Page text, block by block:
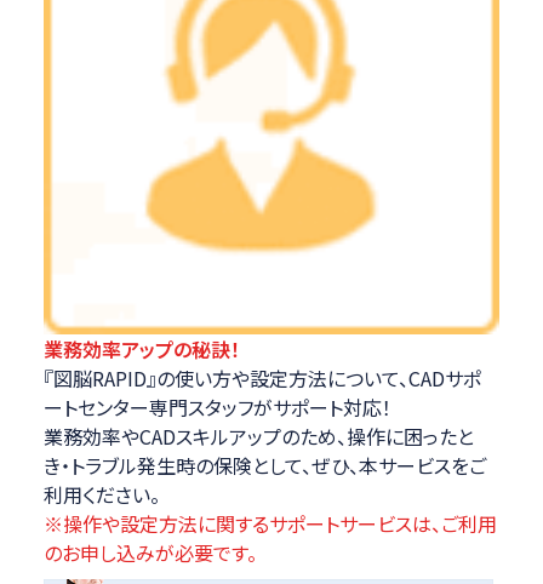
業務効率アップの秘訣！
『図脳RAPID』の使い方や設定方法について、CADサポ
ートセンター専門スタッフがサポート対応！
業務効率やCADスキルアップのため、操作に困ったと
き・トラブル発生時の保険として、ぜひ、本サービスをご
利用ください。
※操作や設定方法に関するサポートサービスは、ご利用
のお申し込みが必要です。